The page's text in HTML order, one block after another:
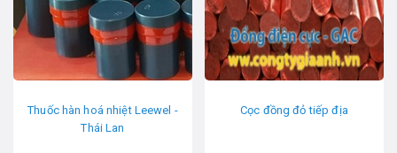
Thuốc hàn hoá nhiệt Leewel -
Thái Lan
Cọc đồng đỏ tiếp địa